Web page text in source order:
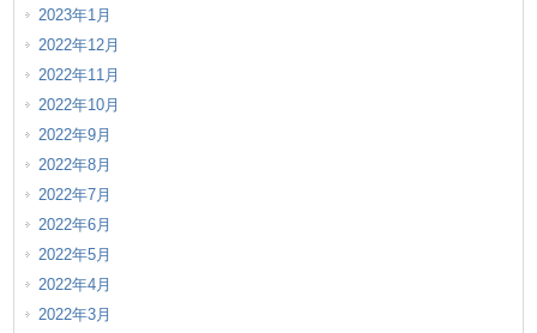
2023年1月
2022年12月
2022年11月
2022年10月
2022年9月
2022年8月
2022年7月
2022年6月
2022年5月
2022年4月
2022年3月